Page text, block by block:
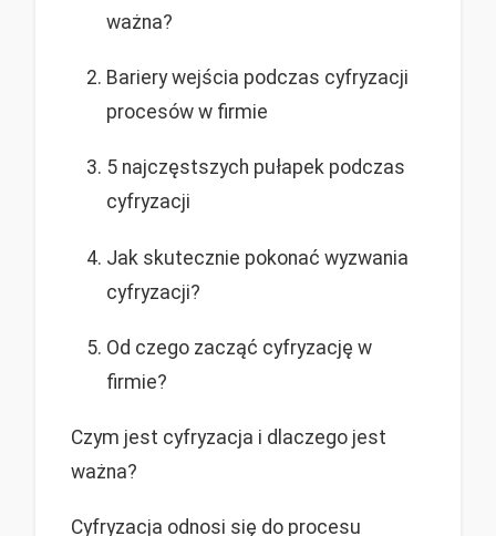
ważna?
Bariery wejścia podczas cyfryzacji
procesów w firmie
5 najczęstszych pułapek podczas
cyfryzacji
Jak skutecznie pokonać wyzwania
cyfryzacji?
Od czego zacząć cyfryzację w
firmie?
Czym jest cyfryzacja i dlaczego jest
ważna?
Cyfryzacja odnosi się do procesu